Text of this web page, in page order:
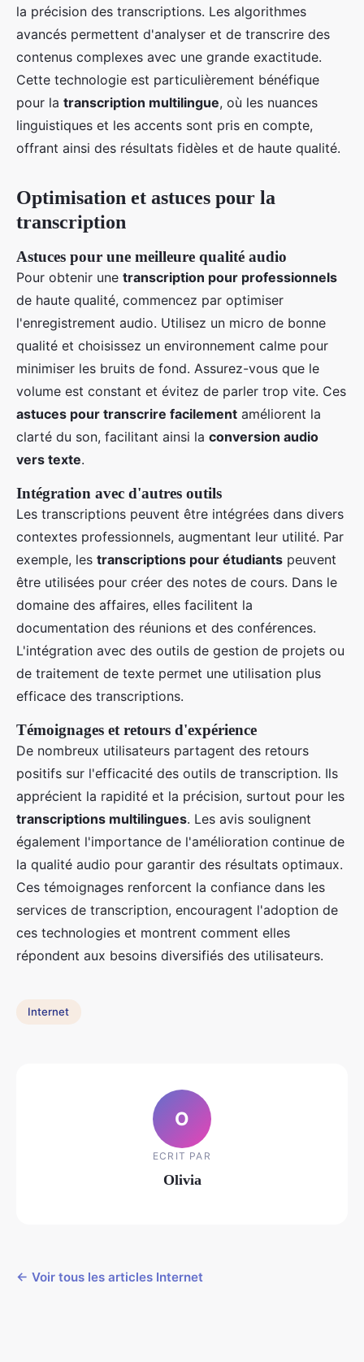
la précision des transcriptions. Les algorithmes
avancés permettent d'analyser et de transcrire des
contenus complexes avec une grande exactitude.
Cette technologie est particulièrement bénéfique
pour la transcription multilingue, où les nuances
linguistiques et les accents sont pris en compte,
offrant ainsi des résultats fidèles et de haute qualité.
Optimisation et astuces pour la
transcription
Astuces pour une meilleure qualité audio
Pour obtenir une transcription pour professionnels
de haute qualité, commencez par optimiser
l'enregistrement audio. Utilisez un micro de bonne
qualité et choisissez un environnement calme pour
minimiser les bruits de fond. Assurez-vous que le
volume est constant et évitez de parler trop vite. Ces
astuces pour transcrire facilement améliorent la
clarté du son, facilitant ainsi la conversion audio
vers texte.
Intégration avec d'autres outils
Les transcriptions peuvent être intégrées dans divers
contextes professionnels, augmentant leur utilité. Par
exemple, les transcriptions pour étudiants peuvent
être utilisées pour créer des notes de cours. Dans le
domaine des affaires, elles facilitent la
documentation des réunions et des conférences.
L'intégration avec des outils de gestion de projets ou
de traitement de texte permet une utilisation plus
efficace des transcriptions.
Témoignages et retours d'expérience
De nombreux utilisateurs partagent des retours
positifs sur l'efficacité des outils de transcription. Ils
apprécient la rapidité et la précision, surtout pour les
transcriptions multilingues. Les avis soulignent
également l'importance de l'amélioration continue de
la qualité audio pour garantir des résultats optimaux.
Ces témoignages renforcent la confiance dans les
services de transcription, encouragent l'adoption de
ces technologies et montrent comment elles
répondent aux besoins diversifiés des utilisateurs.
Internet
O
ECRIT PAR
Olivia
← Voir tous les articles Internet